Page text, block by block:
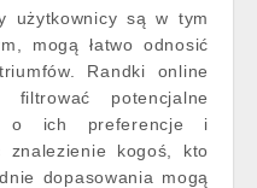
użytkownicy są w tym
mogą łatwo odnosić
Randki online
filtrować potencjalne
o ich preferencje i
znalezienie kogoś, kto
dopasowania mogą